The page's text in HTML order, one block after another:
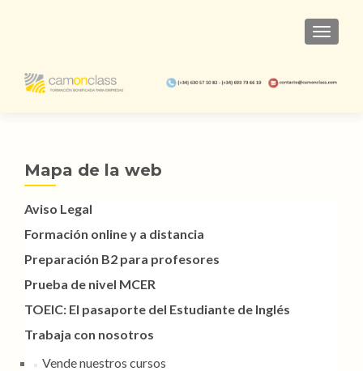
Mapa de la web
Aviso Legal
Formación online y a distancia
Preparación B2 para profesores
Prueba de nivel MCER
TOEIC: El pasaporte del Estudiante de Inglés
Trabaja con nosotros
Vende nuestros cursos